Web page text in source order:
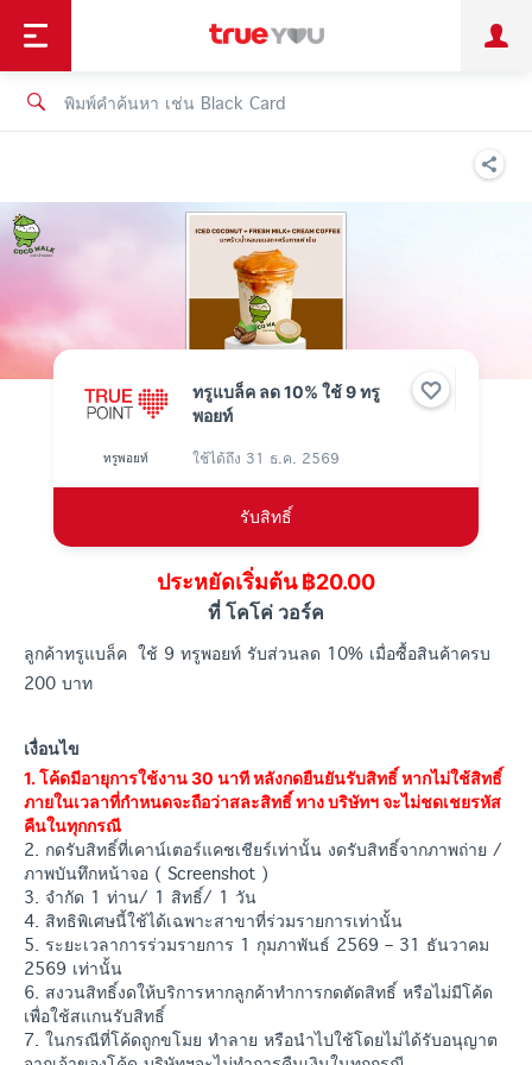
ลูกค้าบุคคล ลูกค้าองค์กร
ช้อป
เทรนด์เทคโนโลยี
ทรูแบล็ค ลด 10% ใช้ 9 ทรู
พอยท์
ทรูพอยท์ ใช้ได้ถึง 31 ธ.ค. 2569
รับสิทธิ์
ประหยัดเริ่มต้น ฿20.00
ที่ โคโค่ วอร์ค
ลูกค้าทรูแบล็ค ใช้ 9 ทรูพอยท์ รับส่วนลด 10% เมื่อซื้อสินค้าครบ
200 บาท
เงื่อนไข
1. โค้ดมีอายุการใช้งาน 30 นาที หลังกดยืนยันรับสิทธิ์ หากไม่ใช้สิทธิ์
ภายในเวลาที่กำหนดจะถือว่าสละสิทธิ์ ทาง บริษัทฯ จะไม่ชดเชยรหัส
คืนในทุกกรณี
2. กดรับสิทธิ์ที่เคาน์เตอร์แคชเชียร์เท่านั้น งดรับสิทธิ์จากภาพถ่าย /
ภาพบันทึกหน้าจอ ( Screenshot )
3. จำกัด 1 ท่าน/ 1 สิทธิ์/ 1 วัน
4. สิทธิพิเศษนี้ใช้ได้เฉพาะสาขาที่ร่วมรายการเท่านั้น
5. ระยะเวลาการร่วมรายการ 1 กุมภาพันธ์ 2569 – 31 ธันวาคม
2569 เท่านั้น
6. สงวนสิทธิ์งดให้บริการหากลูกค้าทำการกดตัดสิทธิ์ หรือไม่มีโค้ด
เพื่อใช้สแกนรับสิทธิ์
7. ในกรณีที่โค้ดถูกขโมย ทำลาย หรือนำไปใช้โดยไม่ได้รับอนุญาต